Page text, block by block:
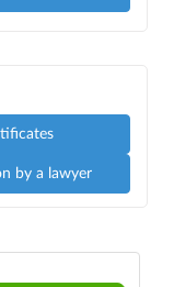
by a lawyer